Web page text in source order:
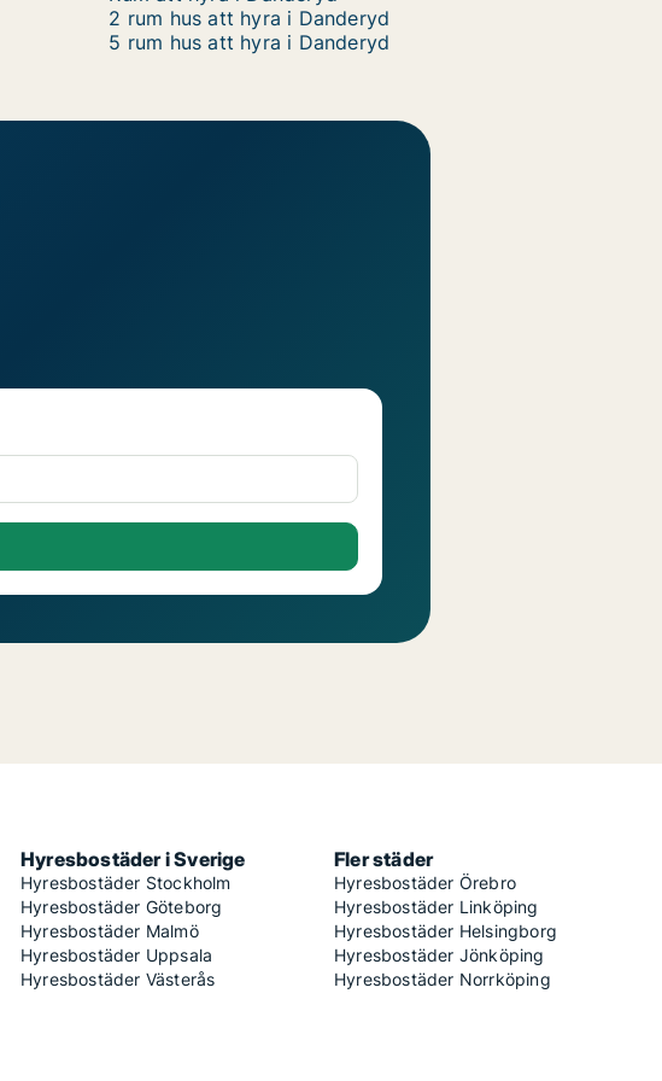
2 rum hus att hyra i Danderyd
5 rum hus att hyra i Danderyd
Hyresbostäder i Sverige
Hyresbostäder Stockholm
Hyresbostäder Göteborg
Hyresbostäder Malmö
Hyresbostäder Uppsala
Hyresbostäder Västerås
Fler städer
Hyresbostäder Örebro
Hyresbostäder Linköping
Hyresbostäder Helsingborg
Hyresbostäder Jönköping
Hyresbostäder Norrköping